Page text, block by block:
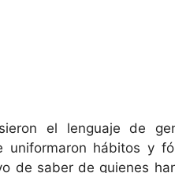
el lenguaje de
hábitos y
de saber de quienes